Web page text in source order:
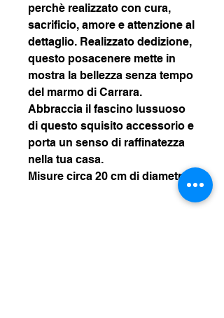
perchè realizzato con cura,
sacrificio, amore e attenzione al
dettaglio. Realizzato dedizione,
questo posacenere mette in
mostra la bellezza senza tempo
del marmo di Carrara.
Abbraccia il fascino lussuoso
di questo squisito accessorio e
porta un senso di raffinatezza
nella tua casa.
Misure circa 20 cm di diametro.